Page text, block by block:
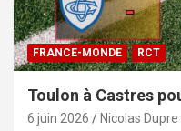
FRANCE-MONDE RCT
Toulon à Castres
6 juin 2026 Nicolas Dupre